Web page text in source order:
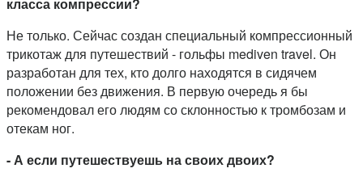
класса компрессии?
Не только. Сейчас создан специальный компрессионный
трикотаж для путешествий - гольфы mediven travel. Он
разработан для тех, кто долго находятся в сидячем
положении без движения. В первую очередь я бы
рекомендовал его людям со склонностью к тромбозам и
отекам ног.
- А если путешествуешь на своих двоих?